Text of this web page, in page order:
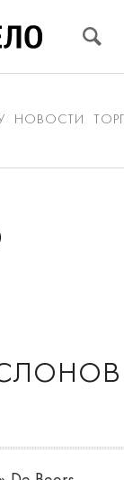
НОВОСТИ